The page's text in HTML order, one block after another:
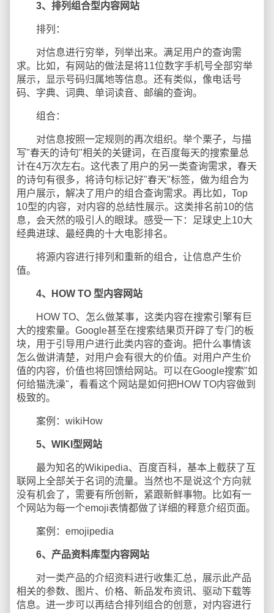
3、排列组合型内容网站
排列：
对信息进行穷举，列举出来。满足用户的查询需
求。比如，有网站的做法是将11位数字手机号全部穷举
展示，显示号码归属地等信息。还有类似，像电话号
码、字典、词典、单词读音、邮编的查询。
组合：
对信息按照一定规则的再次组织。举个栗子，与描
写"春天的诗句"相关的关键词，在百度每天的搜索量总
计在4万次左右。这代表了用户的另一类查询需求，春天
的诗句有很多，将诗句标记好"春天"标签，做为组合为
用户展示，解决了用户的组合查询需求。再比如，Top
10型的内容，对内容的总结性展示。这类排名前10的信
息，会天然的吸引人的眼球。感受一下：足球史上10大
经典进球、最经典的十大电影排名。
将源内容进行排列和重新的组合，让信息产生价
值。
4、HOW TO 型内容网站
HOW TO、怎么做某事，这类内容在搜索引擎有巨
大的搜索量。Google甚至在搜索结果页开辟了专门的板
块，用于引导用户进行此类内容的查询。把什么事情该
怎么做讲清楚，对用户会有很大的价值。对用户产生价
值的内容，价值也将回馈给网站。可以在Google搜索"如
何给猫洗澡"，看看这个网站是如何把HOW TO内容做到
极致的。
案例：wikiHow
5、WIKI型网站
最为知名的Wikipedia、百度百科，基本上截获了互
联网上全部关于名词的流量。当然也不是说这个方向就
没有机会了，需要有所创新，紧跟新鲜事物。比如有一
个网站为每一个emoji表情都做了详细的释意介绍页面。
案例：emojipedia
6、产品资料库型内容网站
对一类产品的介绍资料进行收集汇总，展示此产品
相关的参数、图片、价格、新品发布资讯、驱动下载等
信息。进一步可以再结合排列组合的创意，对内容进行